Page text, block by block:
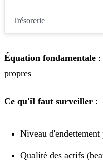
Trésorerie
Équation fondamentale :
propres
Ce qu'il faut surveiller :
Niveau
Qualité des actifs